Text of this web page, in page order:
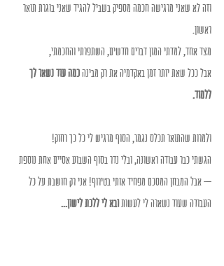
וזה לא שאני מרגישה חכמה מספיק בשביל להגיד שאני בוגרת תואר
ראשון.
מצד אחד, למדתי המון דברים חדשים, השתפרתי והחכמתי,
אבל ככל שאת יותר זמן באקדמיה את רק מבינה כמה עוד נשאר לך
ללמוד.
ולמרות שהתואר תכלס נגמר, הסוף מרגיש לי כל כך רחוק!
הגשתי כבר עבודה ראשונה, ובלי נדר בסוף השבוע אסיים אחת נוספת
– אבל המבחן המסכם מפחיד אותי בטירוף! אני רק חושבת על כל
העבודה שעוד נשארה לי לעשות ובא לי ללכת לישון...